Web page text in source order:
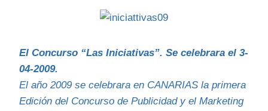
El Concurso “Las Iniciativas”. Se celebrara el 3-
04-2009.
El año 2009 se celebrara en CANARIAS la primera
Edición del Concurso de Publicidad y el Marketing